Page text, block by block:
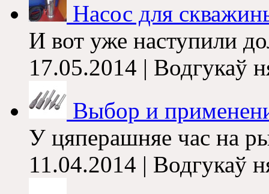
Насос для
И вот уже наступили
17.05.2014 | Водгукаў
Выбор и
У цяперашняе час на
11.04.2014 | Водгукаў